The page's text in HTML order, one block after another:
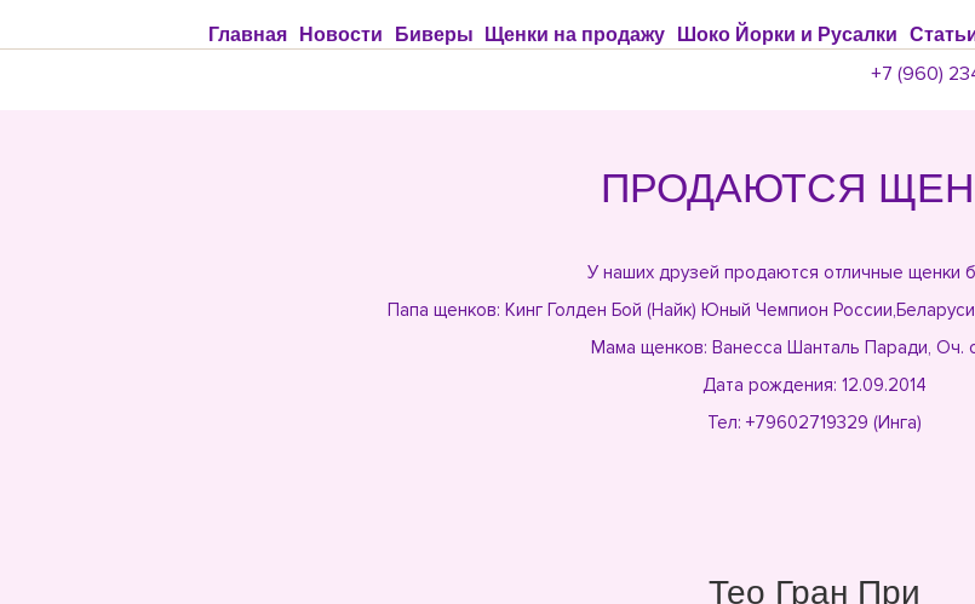
Главная Новости Биверы Щенки на продажу Шоко Йорки и Русалки
+7 (960)
ПРОДАЮТСЯ
У наших друзей продаются отличные щенки
Папа щенков: Кинг Голден Бой (Найк) Юный Чемпион
Мама щенков: Ванесса Шанталь Паради, Оч.
Дата рождения: 12.09.2014
Тел: +79602719329 (Инга)
Тео Гран При